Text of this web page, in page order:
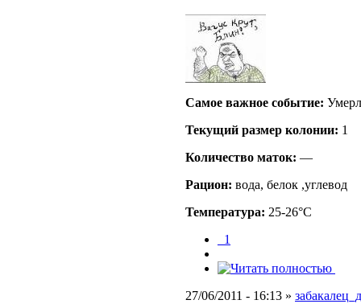
Самое важное событие:
Текущий размер кoлонии: 1
Количество маток: —
Рацион: вода, белок ,углевод
Температура: 25-26°C
_1
27/06/2011 - 16:13 »